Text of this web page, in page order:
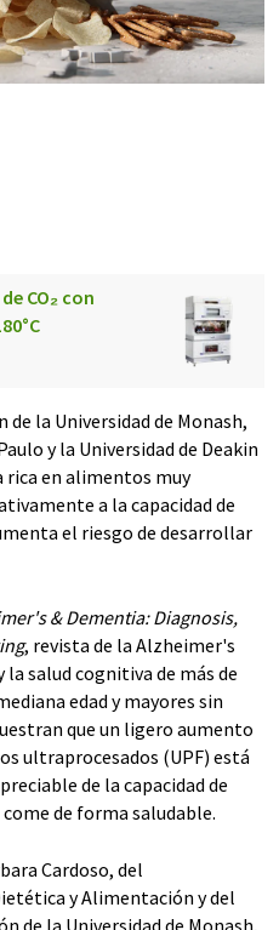
CO₂ con
de la Universidad de Monash,
y la Universidad de Deakin
rica en alimentos muy
a la capacidad de
el riesgo de desarrollar
& Dementia: Diagnosis,
, revista de la Alzheimer's
salud cognitiva de más de
edad y mayores sin
que un ligero aumento
ultraprocesados (UPF) está
de la capacidad de
de forma saludable.
Cardoso, del
y Alimentación y del
de la Universidad de Monash,